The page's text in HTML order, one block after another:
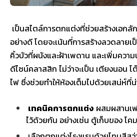
เป็นสไตล์การตกแต่งที่ช่วยสร้างเอกลั
อย่างดี โดยจะเน้นที่การสร้างลวดลาย
คิ้วบัวที่ผนังและฝ้าเพดาน และเพิ่มควา
ดีไซน์คลาสสิก ไม่ว่าจะเป็น เตียงนอน โ
ไฟ ซึ่งช่วยทำให้ห้องเต็มไปด้วยเสน่ห์ที่
เทคนิคการตกแต่ง ผสมผสานเ
ไว้ด้วยกัน อย่างเช่น ตู้เก็บของ โค